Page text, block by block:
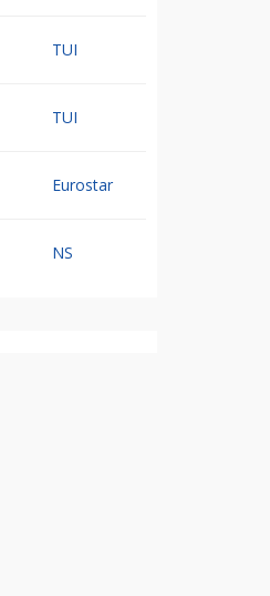
TUI
TUI
Eurostar
NS